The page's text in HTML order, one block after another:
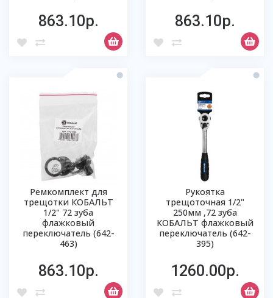
863.10р. 863.10р.
Ремкомплект для
трещотки КОБАЛЬТ
1/2" 72 зуба
флажковый
переключатель (642-
463)
863.10р.
Рукоятка
трещоточная 1/2"
250мм ,72 зуба
КОБАЛЬТ флажковый
переключатель (642-
395)
1260.00р.